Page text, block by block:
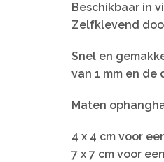
Beschikbaar in
Zelfklevend
Snel en
van 1 mm en
Maten
4 x 4 cm voor
7 x 7 cm voor